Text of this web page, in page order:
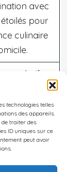
technologies telles
des appareils.
de traiter des
ID uniques sur ce
peut avoir
avec
pour
culinaire
exclusifs
d’activités
ou